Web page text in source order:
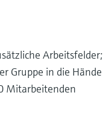
Arbeitsfelder;
Gruppe in die Hände
Mitarbeitenden